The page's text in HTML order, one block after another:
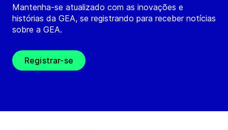
Mantenha-se atualizado com as inovações e
histórias da GEA, se registrando para receber notícias
sobre a GEA.
Registrar-se